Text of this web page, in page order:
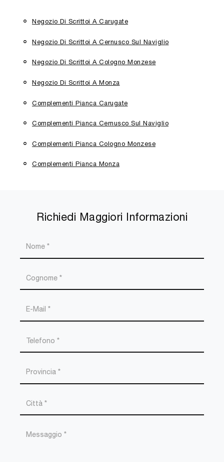
Negozio Di Scrittoi A Carugate
Negozio Di Scrittoi A Cernusco Sul Naviglio
Negozio Di Scrittoi A Cologno Monzese
Negozio Di Scrittoi A Monza
Complementi Pianca Carugate
Complementi Pianca Cernusco Sul Naviglio
Complementi Pianca Cologno Monzese
Complementi Pianca Monza
Richiedi Maggiori Informazioni